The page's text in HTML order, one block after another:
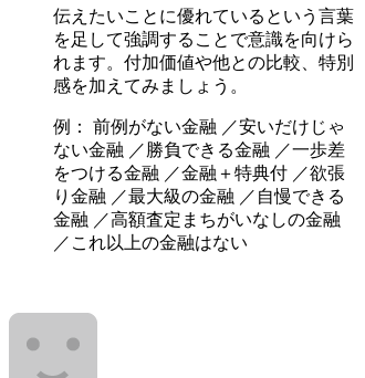
伝えたいことに優れているという言葉
を足して強調することで意識を向けら
れます。付加価値や他との比較、特別
感を加えてみましょう。
例： 前例がない金融 ／安いだけじゃ
ない金融 ／勝負できる金融 ／一歩差
をつける金融 ／金融＋特典付 ／欲張
り金融 ／最大級の金融 ／自慢できる
金融 ／高額査定まちがいなしの金融
／これ以上の金融はない